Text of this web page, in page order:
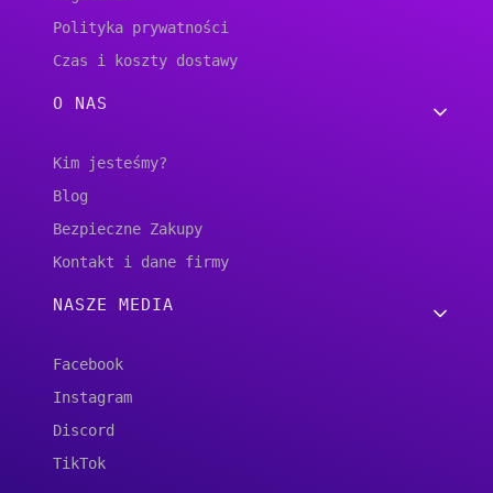
Polityka prywatności
Czas i koszty dostawy
O NAS
Kim jesteśmy?
Blog
Bezpieczne Zakupy
Kontakt i dane firmy
NASZE MEDIA
Facebook
Instagram
Discord
TikTok